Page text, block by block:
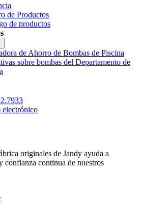
de Productos
de productos
de Ahorro de Bombas de Piscina
sobre bombas del Departamento de
electrónico
originales de Jandy ayuda a
confianza continua de nuestros